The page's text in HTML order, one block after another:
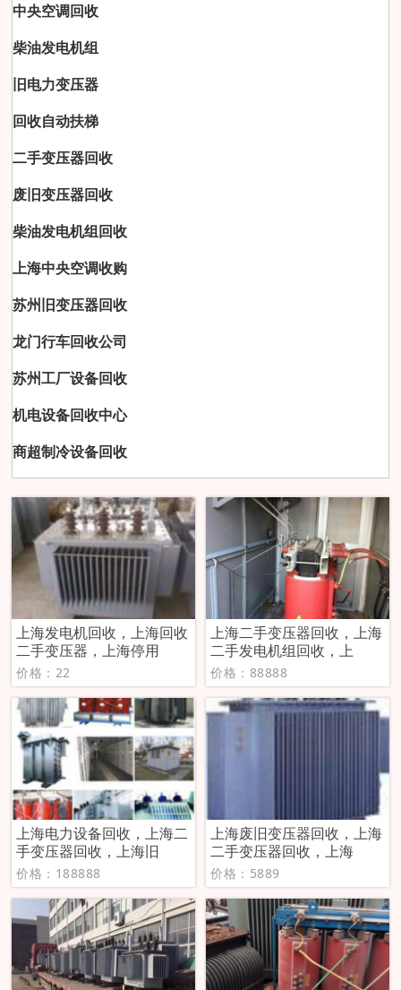
中央空调回收
柴油发电机组
旧电力变压器
回收自动扶梯
二手变压器回收
废旧变压器回收
柴油发电机组回收
上海中央空调收购
苏州旧变压器回收
龙门行车回收公司
苏州工厂设备回收
机电设备回收中心
商超制冷设备回收
上海发电机回收，上海回收
二手变压器，上海停用
价格：22
上海二手变压器回收，上海
二手发电机组回收，上
价格：88888
上海电力设备回收，上海二
手变压器回收，上海旧
价格：188888
上海废旧变压器回收，上海
二手变压器回收，上海
价格：5889